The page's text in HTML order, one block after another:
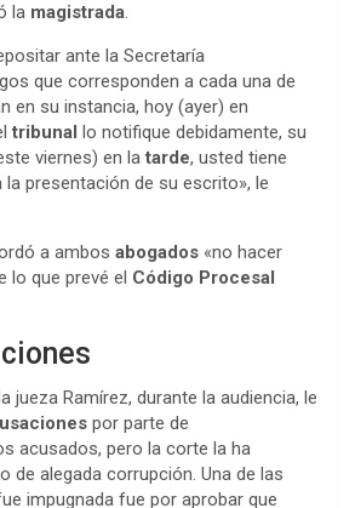
la magistrada.
ante la Secretaría
que corresponden a cada una de
en su instancia, hoy (ayer) en
tribunal lo notifique debidamente, su
viernes) en latarde, usted tiene
presentación de su escrito», le
a ambos abogados «no hacer
lo que prevé el Código Procesal
jueza Ramírez, durante la audiencia, le
por parte de
acusados, pero la corte la ha
de alegada corrupción. Una de las
impugnada fue por aprobar que